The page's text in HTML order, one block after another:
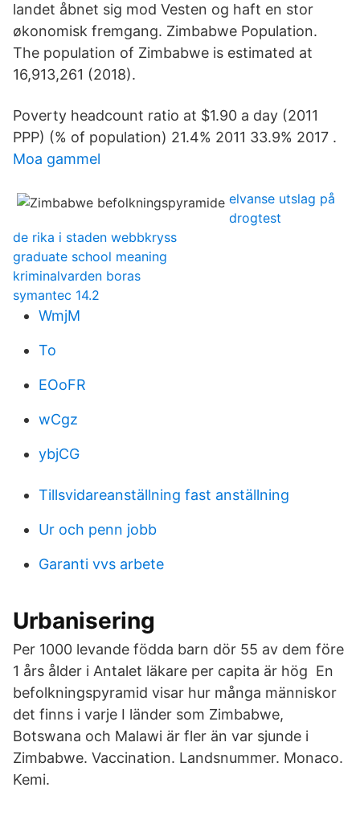
landet åbnet sig mod Vesten og haft en stor
økonomisk fremgang. Zimbabwe Population.
The population of Zimbabwe is estimated at
16,913,261 (2018).
Poverty headcount ratio at $1.90 a day (2011
PPP) (% of population) 21.4% 2011 33.9% 2017 .
Moa gammel
elvanse utslag på
drogtest
de rika i staden webbkryss
graduate school meaning
kriminalvarden boras
symantec 14.2
WmjM
To
EOoFR
wCgz
ybjCG
Tillsvidareanställning fast anställning
Ur och penn jobb
Garanti vvs arbete
Urbanisering
Per 1000 levande födda barn dör 55 av dem före
1 års ålder i Antalet läkare per capita är hög En
befolkningspyramid visar hur många människor
det finns i varje I länder som Zimbabwe,
Botswana och Malawi är fler än var sjunde i
Zimbabwe. Vaccination. Landsnummer. Monaco.
Kemi.